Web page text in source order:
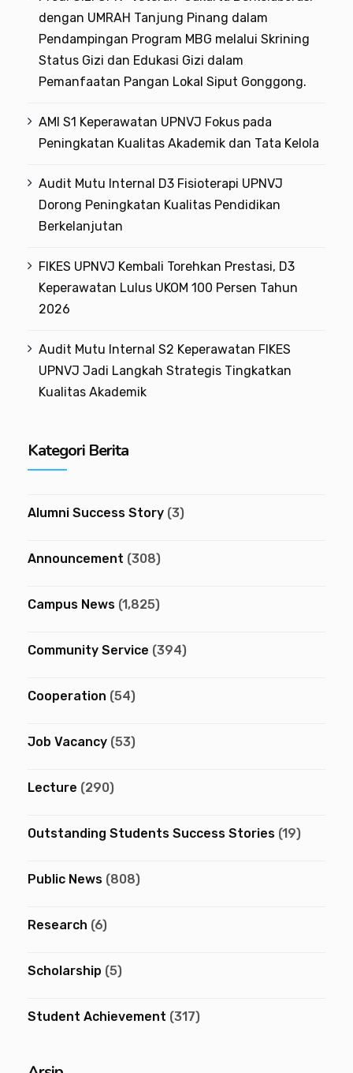
dengan UMRAH Tanjung Pinang dalam
Pendampingan Program MBG melalui Skrining
Status Gizi dan Edukasi Gizi dalam
Pemanfaatan Pangan Lokal Siput Gonggong.
AMI S1 Keperawatan UPNVJ Fokus pada
Peningkatan Kualitas Akademik dan Tata Kelola
Audit Mutu Internal D3 Fisioterapi UPNVJ
Dorong Peningkatan Kualitas Pendidikan
Berkelanjutan
FIKES UPNVJ Kembali Torehkan Prestasi, D3
Keperawatan Lulus UKOM 100 Persen Tahun
2026
Audit Mutu Internal S2 Keperawatan FIKES
UPNVJ Jadi Langkah Strategis Tingkatkan
Kualitas Akademik
Kategori Berita
Alumni Success Story (3)
Announcement (308)
Campus News (1,825)
Community Service (394)
Cooperation (54)
Job Vacancy (53)
Lecture (290)
Outstanding Students Success Stories (19)
Public News (808)
Research (6)
Scholarship (5)
Student Achievement (317)